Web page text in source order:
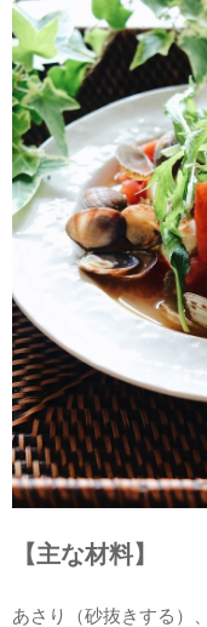
【主な材料】
あさり（砂抜きする）